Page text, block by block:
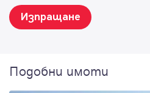
Изпращане
Подобни имоти